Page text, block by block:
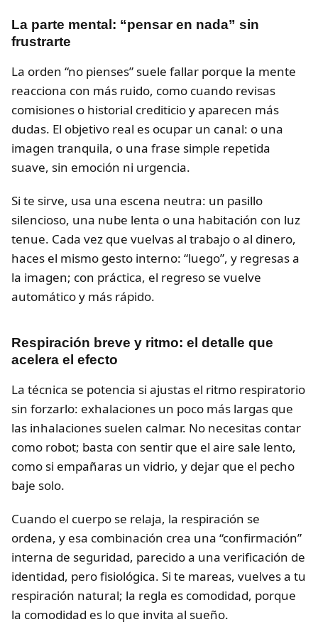
La parte mental: “pensar en nada” sin
frustrarte
La orden “no pienses” suele fallar porque la mente
reacciona con más ruido, como cuando revisas
comisiones o historial crediticio y aparecen más
dudas. El objetivo real es ocupar un canal: o una
imagen tranquila, o una frase simple repetida
suave, sin emoción ni urgencia.
Si te sirve, usa una escena neutra: un pasillo
silencioso, una nube lenta o una habitación con luz
tenue. Cada vez que vuelvas al trabajo o al dinero,
haces el mismo gesto interno: “luego”, y regresas a
la imagen; con práctica, el regreso se vuelve
automático y más rápido.
Respiración breve y ritmo: el detalle que
acelera el efecto
La técnica se potencia si ajustas el ritmo respiratorio
sin forzarlo: exhalaciones un poco más largas que
las inhalaciones suelen calmar. No necesitas contar
como robot; basta con sentir que el aire sale lento,
como si empañaras un vidrio, y dejar que el pecho
baje solo.
Cuando el cuerpo se relaja, la respiración se
ordena, y esa combinación crea una “confirmación”
interna de seguridad, parecido a una verificación de
identidad, pero fisiológica. Si te mareas, vuelves a tu
respiración natural; la regla es comodidad, porque
la comodidad es lo que invita al sueño.